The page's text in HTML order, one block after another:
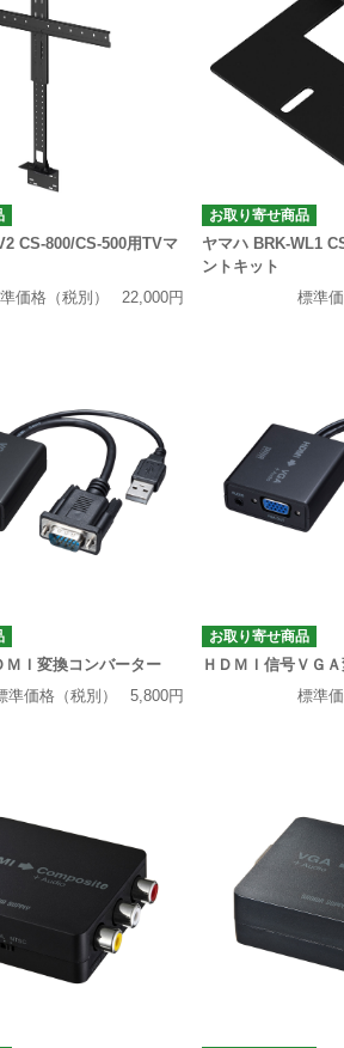
CS-800/CS-500用TVマ
価格（税別）
22,000円
お取り寄せ商品
ヤマハ BRK-WL1
ントキット
標準価
ＭＩ変換コンバーター
準価格（税別）
5,800円
お取り寄せ商品
ＨＤＭＩ信号ＶＧ
標準価